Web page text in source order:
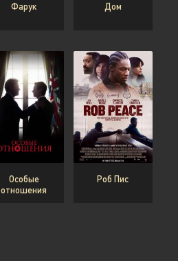
Фарук Дом
Особые
отношения
Роб Пис